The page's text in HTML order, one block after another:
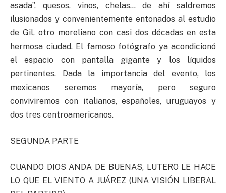
asada”, quesos, vinos, chelas… de ahí saldremos
ilusionados y convenientemente entonados al estudio
de Gil, otro moreliano con casi dos décadas en esta
hermosa ciudad. El famoso fotógrafo ya acondicionó
el espacio con pantalla gigante y los líquidos
pertinentes. Dada la importancia del evento, los
mexicanos seremos mayoría, pero seguro
conviviremos con italianos, españoles, uruguayos y
dos tres centroamericanos.
SEGUNDA PARTE
CUANDO DIOS ANDA DE BUENAS, LUTERO LE HACE
LO QUE EL VIENTO A JUÁREZ (UNA VISIÓN LIBERAL